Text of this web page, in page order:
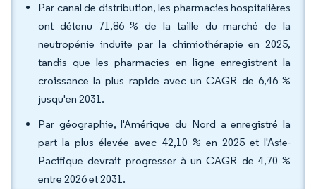
Par canal de distribution, les pharmacies hospitalières
ont détenu 71,86 % de la taille du marché de la
neutropénie induite par la chimiothérapie en 2025,
tandis que les pharmacies en ligne enregistrent la
croissance la plus rapide avec un CAGR de 6,46 %
jusqu'en 2031.
Par géographie, l'Amérique du Nord a enregistré la
part la plus élevée avec 42,10 % en 2025 et l'Asie-
Pacifique devrait progresser à un CAGR de 4,70 %
entre 2026 et 2031.